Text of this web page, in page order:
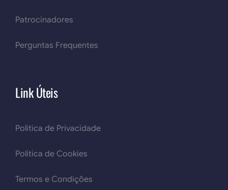
Patrocinadores
Perguntas Frequentes
Link Úteis
Politica de Privacidade
Política de Cookies
Termos e Condições